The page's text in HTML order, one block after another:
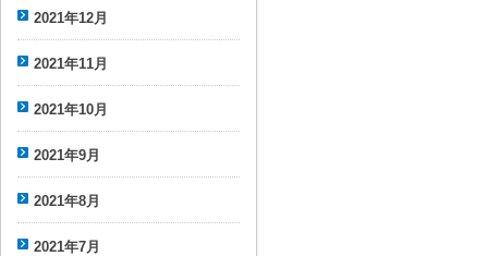
2021年12月
2021年11月
2021年10月
2021年9月
2021年8月
2021年7月